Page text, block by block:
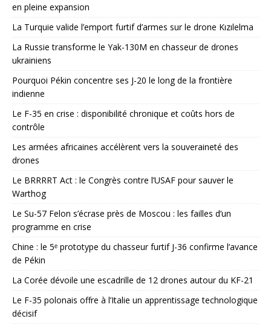
en pleine expansion
La Turquie valide l’emport furtif d’armes sur le drone Kızılelma
La Russie transforme le Yak-130M en chasseur de drones
ukrainiens
Pourquoi Pékin concentre ses J-20 le long de la frontière
indienne
Le F-35 en crise : disponibilité chronique et coûts hors de
contrôle
Les armées africaines accélèrent vers la souveraineté des
drones
Le BRRRRT Act : le Congrès contre l’USAF pour sauver le
Warthog
Le Su-57 Felon s’écrase près de Moscou : les failles d’un
programme en crise
Chine : le 5ᵉ prototype du chasseur furtif J-36 confirme l’avance
de Pékin
La Corée dévoile une escadrille de 12 drones autour du KF-21
Le F-35 polonais offre à l’Italie un apprentissage technologique
décisif